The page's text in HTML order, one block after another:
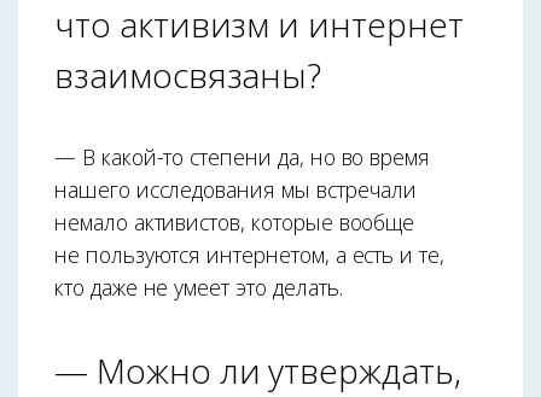
что активизм и интернет
взаимосвязаны?
— В какой-то степени да, но во время
нашего исследования мы встречали
немало активистов, которые вообще
не пользуются интернетом, а есть и те,
кто даже не умеет это делать.
— Можно ли утверждать,